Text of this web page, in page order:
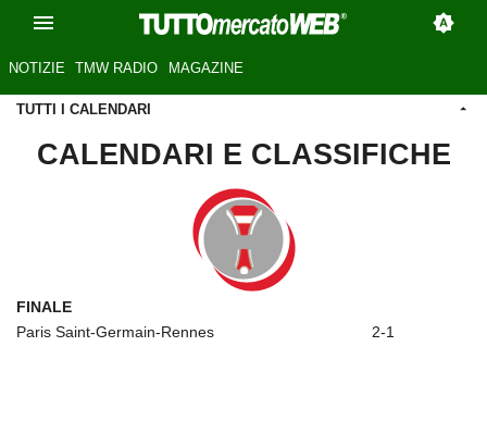
NOTIZIE TMW RADIO MAGAZINE
TUTTI I CALENDARI
CALENDARI E CLASSIFICHE
FINALE
Paris Saint-Germain-Rennes
2-1